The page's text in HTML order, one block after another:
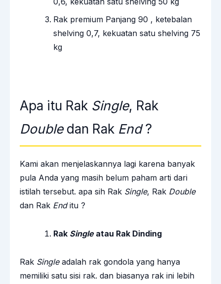
Rak premium Panjang 90 , ketebalan
shelving 0,7, kekuatan satu shelving 75
kg
Apa itu Rak Single, Rak
Doubledan Rak End?
Kami akan menjelaskannya lagi karena banyak
pula Anda yang masih belum paham arti dari
istilah tersebut. apa sih Rak Single, Rak Double
dan Rak Enditu ?
Rak Singleatau Rak Dinding
Rak Singleadalah rak gondola yang hanya
memiliki satu sisi rak. dan biasanya rak ini lebih